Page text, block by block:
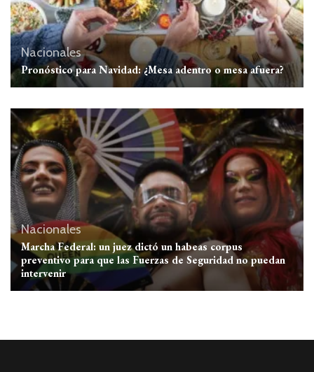
Nacionales
Pronóstico para Navidad: ¿Mesa adentro o mesa afuera?
Nacionales
Marcha Federal: un juez dictó un habeas corpus
preventivo para que las Fuerzas de Seguridad no puedan
intervenir